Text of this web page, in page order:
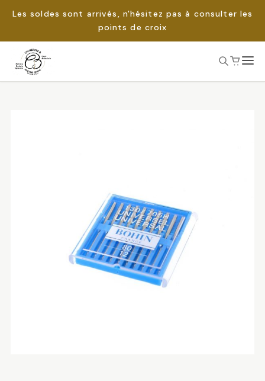
Les soldes sont arrivés, n'hésitez pas à consulter les
points de croix
Passer